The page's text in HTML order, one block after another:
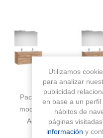
Pack VICTORIA.
modelo VICTORIA con
Acabado nogal medida
Utilizamos
para analizar
publicidad
en base a un
hábitos de
páginas
información y